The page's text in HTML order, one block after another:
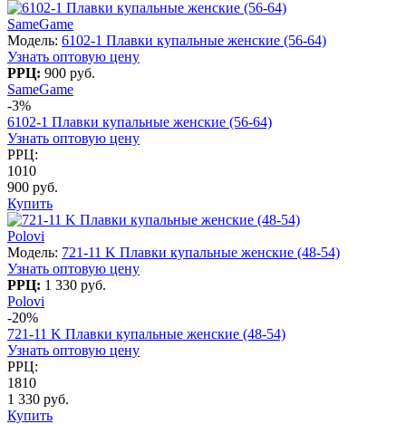
SameGame
Модель: 6102-1 Плавки купальные женские (56-64)
Узнать оптовую цену
РРЦ: 900 руб.
SameGame
-3%
6102-1 Плавки купальные женские (56-64)
Узнать оптовую цену
РРЦ:
1010
900 руб.
Купить
Polovi
Модель: 721-11 K Плавки купальные женские (48-54)
Узнать оптовую цену
РРЦ: 1 330 руб.
Polovi
-20%
721-11 K Плавки купальные женские (48-54)
Узнать оптовую цену
РРЦ:
1810
1 330 руб.
Купить